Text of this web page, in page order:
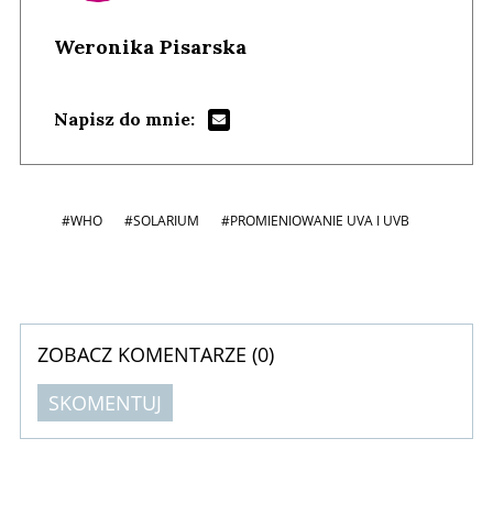
Weronika Pisarska
Napisz do mnie:
#WHO #SOLARIUM #PROMIENIOWANIE UVA I UVB
ZOBACZ KOMENTARZE (0)
SKOMENTUJ